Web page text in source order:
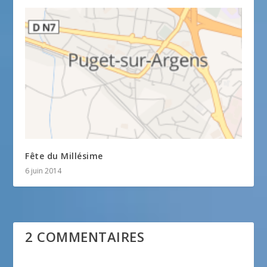
Fête du Millésime
6 juin 2014
2 COMMENTAIRES